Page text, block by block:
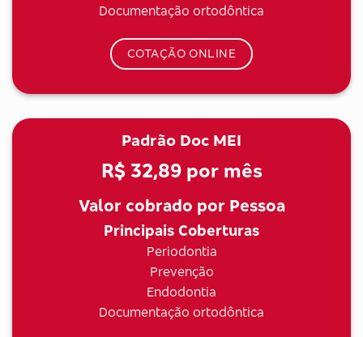
Documentação ortodôntica
COTAÇÃO ONLINE
Padrão Doc MEI
R$ 32,89por mês
Valor cobrado por Pessoa
Principais Coberturas
Periodontia
Prevenção
Endodontia
Documentação ortodôntica